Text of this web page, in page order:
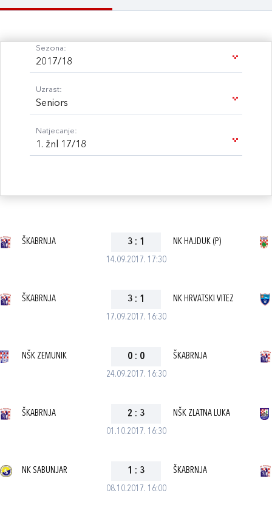
Sezona:
2017/18
Uzrast:
Seniors
Natjecanje:
1. žnl 17/18
14.09.2017. 17:30
ŠKABRNJA 3 : 1 NK HAJDUK (P)
17.09.2017. 16:30
ŠKABRNJA 3 : 1 NK HRVATSKI VITEZ
24.09.2017. 16:30
NŠK ZEMUNIK 0 : 0 ŠKABRNJA
01.10.2017. 16:30
ŠKABRNJA 2 : 3 NŠK ZLATNA LUKA
08.10.2017. 16:00
NK SABUNJAR 1 : 3 ŠKABRNJA